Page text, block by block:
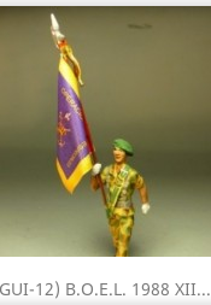
12) B.O.E.L. 1988 XII...